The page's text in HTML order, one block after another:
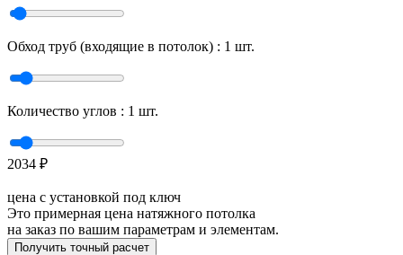
Обход труб (входящие в потолок) : 1 шт.
Количество углов : 1 шт.
2034 ₽
цена с установкой под ключ
Это примерная цена натяжного потолка
на заказ по вашим параметрам и элементам.
Получить точный расчет